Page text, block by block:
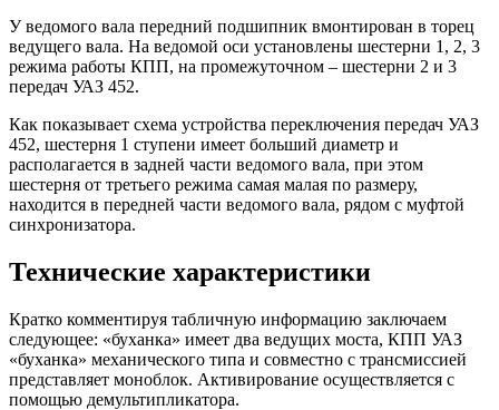
У ведомого вала передний подшипник вмонтирован в торец
ведущего вала. На ведомой оси установлены шестерни 1, 2, 3
режима работы КПП, на промежуточном – шестерни 2 и 3
передач УАЗ 452.
Как показывает схема устройства переключения передач УАЗ
452, шестерня 1 ступени имеет больший диаметр и
располагается в задней части ведомого вала, при этом
шестерня от третьего режима самая малая по размеру,
находится в передней части ведомого вала, рядом с муфтой
синхронизатора.
Технические характеристики
Кратко комментируя табличную информацию заключаем
следующее: «буханка» имеет два ведущих моста, КПП УАЗ
«буханка» механического типа и совместно с трансмиссией
представляет моноблок. Активирование осуществляется с
помощью демультипликатора.